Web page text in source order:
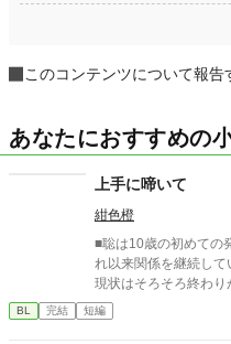
このコンテンツについて報告
あなたにおすすめの
上手に啼いて
紺色橙
■聡は10歳の初めての
れ以来関係を継続し
現状はそろそろ終わ
定。■『それは愛か本
し。
BL 完結 短編